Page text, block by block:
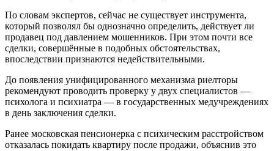
По словам экспертов, сейчас не существует инструмента,
который позволял бы однозначно определить, действует ли
продавец под давлением мошенников. При этом почти все
сделки, совершённые в подобных обстоятельствах,
впоследствии признаются недействительными.
До появления унифицированного механизма риелторы
рекомендуют проводить проверку у двух специалистов —
психолога и психиатра — в государственных медучреждениях
в день заключения сделки.
Ранее московская пенсионерка с психическим расстройством
отказалась покидать квартиру после продажи, объяснив это